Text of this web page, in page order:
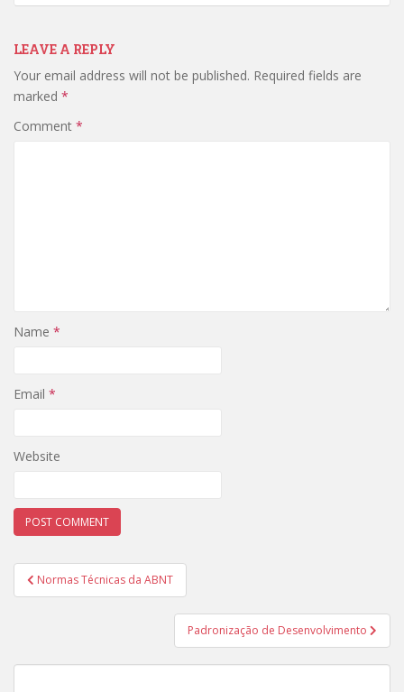
LEAVE A REPLY
Your email address will not be published. Required fields are
marked *
Comment *
Name *
Email *
Website
Post
navigation
Normas Técnicas da ABNT
Padronização de Desenvolvimento